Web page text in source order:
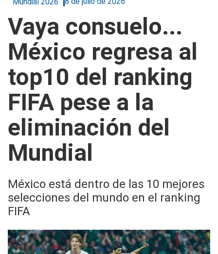
Vaya consuelo...
México regresa al
top10 del ranking
FIFA pese a la
eliminación del
Mundial
México está dentro de las 10 mejores
selecciones del mundo en el ranking
FIFA